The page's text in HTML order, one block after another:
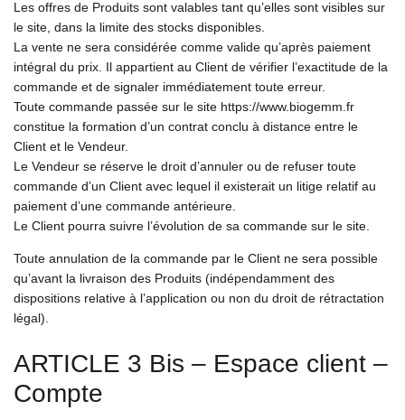
Les offres de Produits sont valables tant qu’elles sont visibles sur
le site, dans la limite des stocks disponibles.
La vente ne sera considérée comme valide qu’après paiement
intégral du prix. Il appartient au Client de vérifier l’exactitude de la
commande et de signaler immédiatement toute erreur.
Toute commande passée sur le site https://www.biogemm.fr
constitue la formation d’un contrat conclu à distance entre le
Client et le Vendeur.
Le Vendeur se réserve le droit d’annuler ou de refuser toute
commande d’un Client avec lequel il existerait un litige relatif au
paiement d’une commande antérieure.
Le Client pourra suivre l’évolution de sa commande sur le site.
Toute annulation de la commande par le Client ne sera possible
qu’avant la livraison des Produits (indépendamment des
dispositions relative à l’application ou non du droit de rétractation
légal).
ARTICLE 3 Bis – Espace client –
Compte